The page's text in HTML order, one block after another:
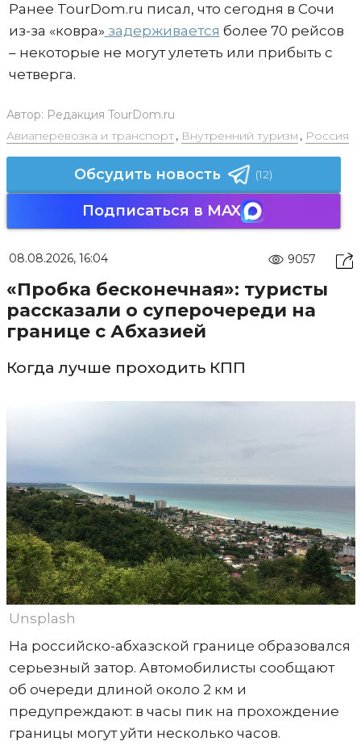
Ранее TourDom.ru писал, что сегодня в Сочи
из-за «ковра» задерживается более 70 рейсов
– некоторые не могут улететь или прибыть с
четверга.
Автор: Редакция TourDom.ru
Авиаперевозка и транспорт, Внутренний туризм , Россия
Обсудить новость (12)
Подписаться в MAX
08.08.2026, 16:04 9057
«Пробка бесконечная»: туристы
рассказали о суперочереди на
границе с Абхазией
Когда лучше проходить КПП
Unsplash
На российско-абхазской границе образовался
серьезный затор. Автомобилисты сообщают
об очереди длиной около 2 км и
предупреждают: в часы пик на прохождение
границы могут уйти несколько часов.